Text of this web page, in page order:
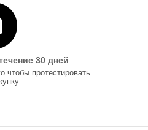
30 дней
чтобы протестировать